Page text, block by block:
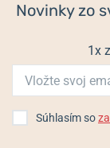
Novinky zo
1x
Súhlasím so